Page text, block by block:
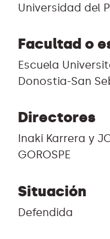
Universidad del
Facultad o
Escuela
Donostia-San
Directores
Inaki Karrera y
GOROSPE
Situación
Defendida